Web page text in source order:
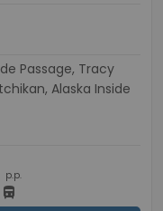
Alaska Inside
p.p.
directions_bus